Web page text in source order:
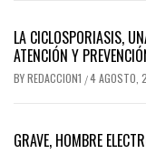
LA CICLOSPORIASIS,
ATENCIÓN Y
BYREDACCION1 /4 AGOSTO,
GRAVE, HOMBRE